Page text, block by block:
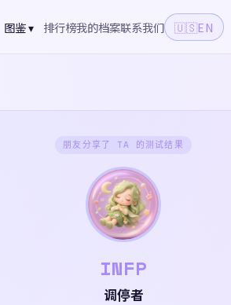
图鉴 ▾ 排行榜我的档案联系我们 🇺🇸EN
朋友分享了 TA 的测试结果
INFP
调停者